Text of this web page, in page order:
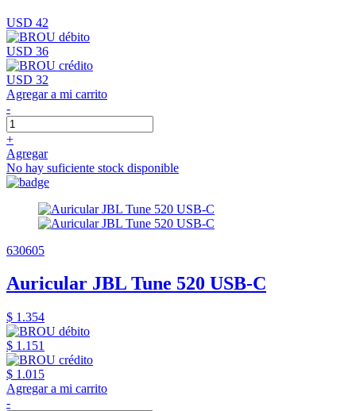
USD 42
USD 36
USD 32
Agregar a mi carrito
-
+
Agregar
No hay suficiente stock disponible
630605
Auricular JBL Tune 520 USB-C
$ 1.354
$ 1.151
$ 1.015
Agregar a mi carrito
-